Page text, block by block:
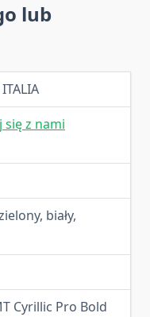
lub
z nami
biały,
Cyrillic Pro Bold